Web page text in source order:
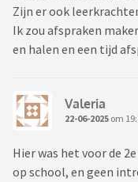
Zijn er ook
Ik zou afspraken
en halen en een tijd
Valeria
22-06-2025 om
Hier was het voor de
op school, en geen